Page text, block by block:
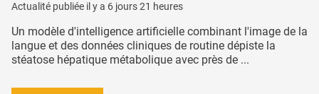
Actualité publiée il y a 6 jours 21 heures
Un modèle d'intelligence artificielle combinant l'image de la
langue et des données cliniques de routine dépiste la
stéatose hépatique métabolique avec près de ...